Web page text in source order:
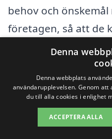
behov och
företagen, så att de
möjliga servicen
information och
dig trygg i ditt val av
Det kan göra hela
trädgård!
Denna
Denna webbplats
användarupplevelsen. Genom
du till alla cookies i enlighet
ACCEPTERA ALLA